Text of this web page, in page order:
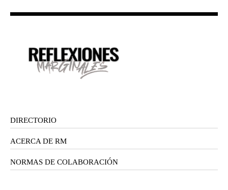
DIRECTORIO
ACERCA DE RM
NORMAS DE COLABORACIÓN